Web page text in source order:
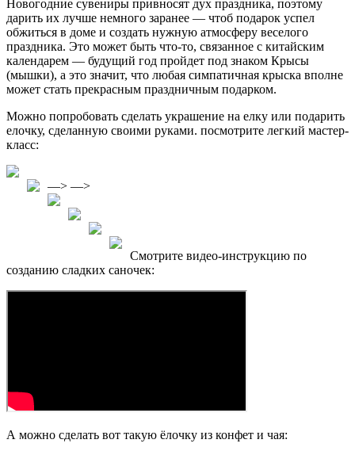
Новогодние сувениры привносят дух праздника, поэтому
дарить их лучше немного заранее — чтоб подарок успел
обжиться в доме и создать нужную атмосферу веселого
праздника. Это может быть что-то, связанное с китайским
календарем — будущий год пройдет под знаком Крысы
(мышки), а это значит, что любая симпатичная крыска вполне
может стать прекрасным праздничным подарком.
Можно попробовать сделать украшение на елку или подарить
елочку, сделанную своими руками. посмотрите легкий мастер-
класс:
—> —>
Смотрите видео-инструкцию по
созданию сладких саночек:
А можно сделать вот такую ёлочку из конфет и чая: